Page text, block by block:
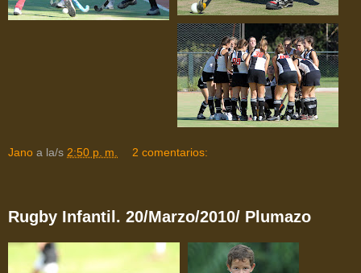
Jano a la/s 2:50 p. m. 2 comentarios:
Rugby Infantil. 20/Marzo/2010/ Plumazo